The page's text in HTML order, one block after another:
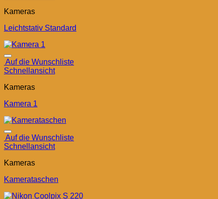
Kameras
Leichtstativ Standard
Auf die Wunschliste
Schnellansicht
Kameras
Kamera 1
Auf die Wunschliste
Schnellansicht
Kameras
Kamerataschen